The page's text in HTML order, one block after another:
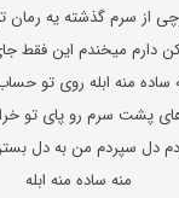
از سرم گذشته یه رمان
دارم میخندم این فقط
ساده منه ابله روی تو
پشت سرم رو پای تو
دل سپردم من به دل
منه ساده منه ابله